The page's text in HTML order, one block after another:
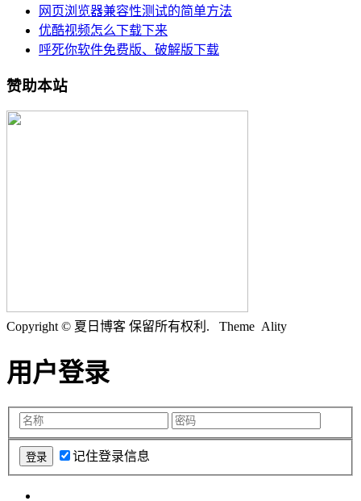
网页浏览器兼容性测试的简单方法
优酷视频怎么下载下来
呼死你软件免费版、破解版下载
赞助本站
Copyright © 夏日博客 保留所有权利. Theme Ality
用户登录
记住登录信息